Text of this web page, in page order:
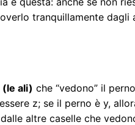
tranquillamente dagli
ali) che “vedono” il
z; se il perno è y,
altre caselle che